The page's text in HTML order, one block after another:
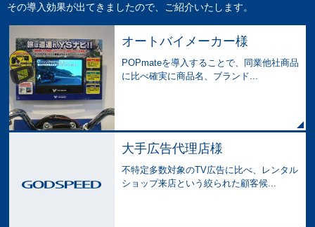
その導入効果が出てきましたので、ご紹介いたします。
オートバイメーカー様
POPmateを導入することで、同業他社商品
に比べ確実に商品名、ブランド...
大手広告代理店様
不特定多数対象のTV広告に比べ、レンタル
ショップ来店という絞られた顧客候...